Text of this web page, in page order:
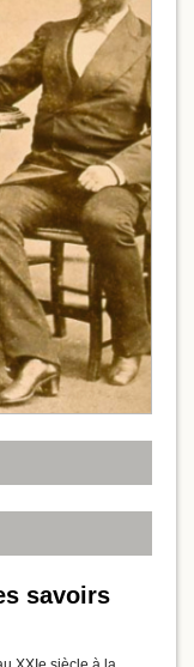
savoirs